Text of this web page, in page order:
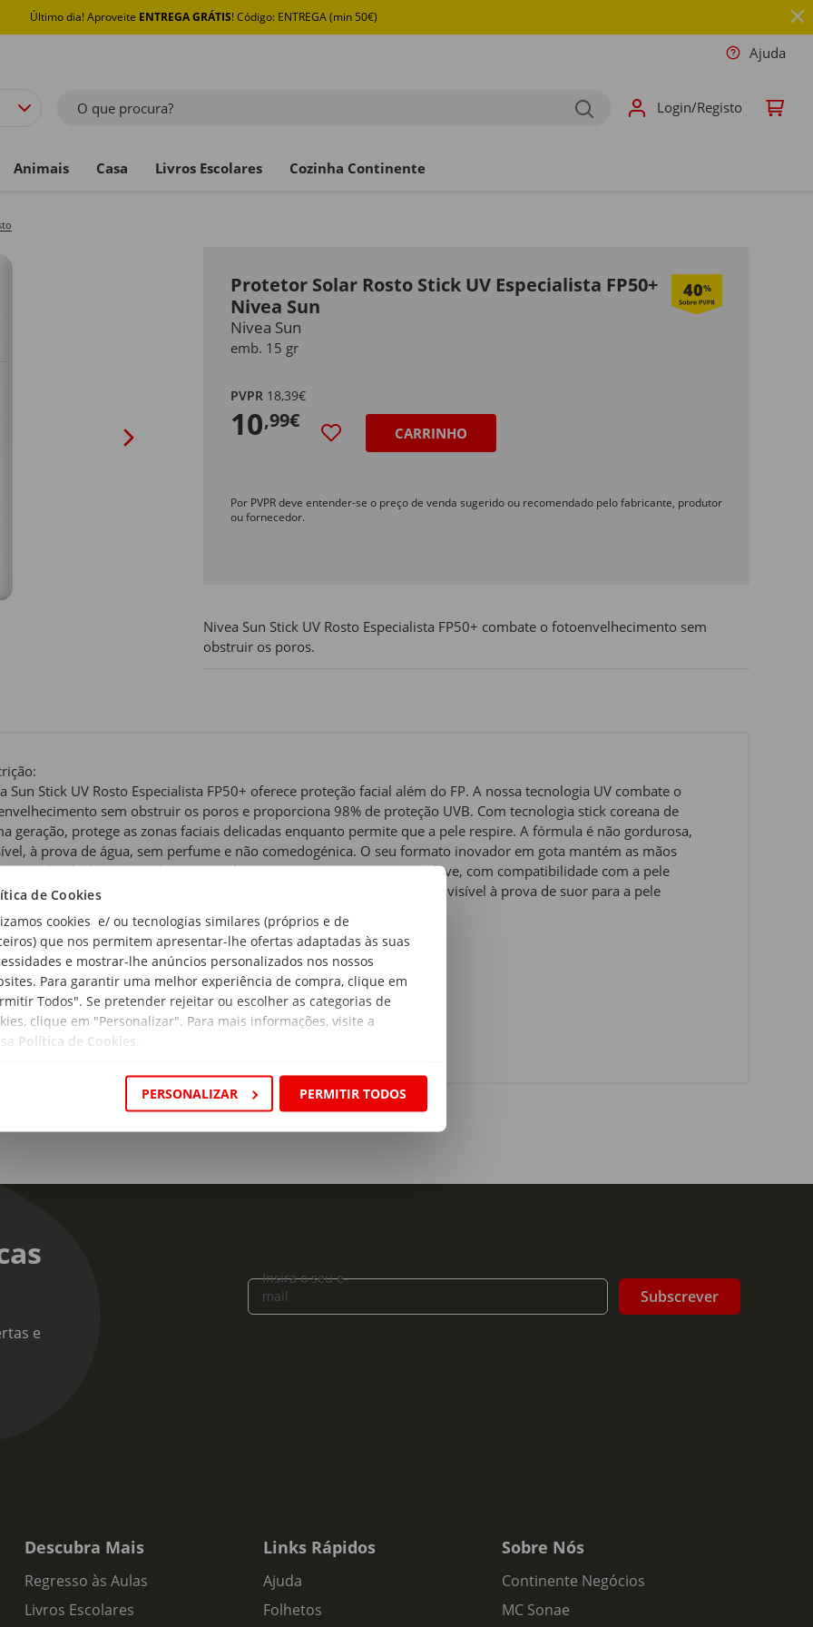
de Cookies
cookies e/ ou tecnologias similares (próprios e de
que nos permitem apresentar-lhe ofertas adaptadas às suas
e mostrar-lhe anúncios personalizados nos nossos
Para garantir uma melhor experiência de compra, clique em
Todos". Se pretender rejeitar ou escolher as categorias de
clique em "Personalizar". Para mais informações, visite a
Política de Cookies
PERSONALIZAR PERMITIR TODOS
Último dia! Aproveite ENTREGA GRÁTIS! Código: ENTREGA (min 50€)
Ajuda
O que procura? Login/Registo
Animais Casa Livros Escolares Cozinha Continente
Protetor Solar Rosto Stick UV Especialista FP50+
Nivea Sun
40%
Nivea Sun
emb. 15 gr
PVPR 18,39€
10,99€
CARRINHO
Por PVPR deve entender-se o preço de venda sugerido ou recomendado pelo fabricante, produtor
ou fornecedor.
Nivea Sun Stick UV Rosto Especialista FP50+ combate o fotoenvelhecimento sem
obstruir os poros.
Sun Stick UV Rosto Especialista FP50+ oferece proteção facial além do FP. A nossa tecnologia UV combate o
sem obstruir os poros e proporciona 98% de proteção UVB. Com tecnologia stick coreana de
geração, protege as zonas faciais delicadas enquanto permite que a pele respire. A fórmula é não gordurosa,
à prova de água, sem perfume e não comedogénica. O seu formato inovador em gota mantém as mãos
sendo ideal para uso diário e reaplicação em movimento. Textura leve, com compatibilidade com a pele
e oftalmologicamente comprovada, garante proteção solar invisível à prova de suor para a pele
de produto:
de proteção:
50+
e
Insira o seu e-
mail
Subscrever
Descubra Mais
Regresso às Aulas
Livros Escolares
Links Rápidos
Ajuda
Folhetos
Sobre Nós
Continente Negócios
MC Sonae